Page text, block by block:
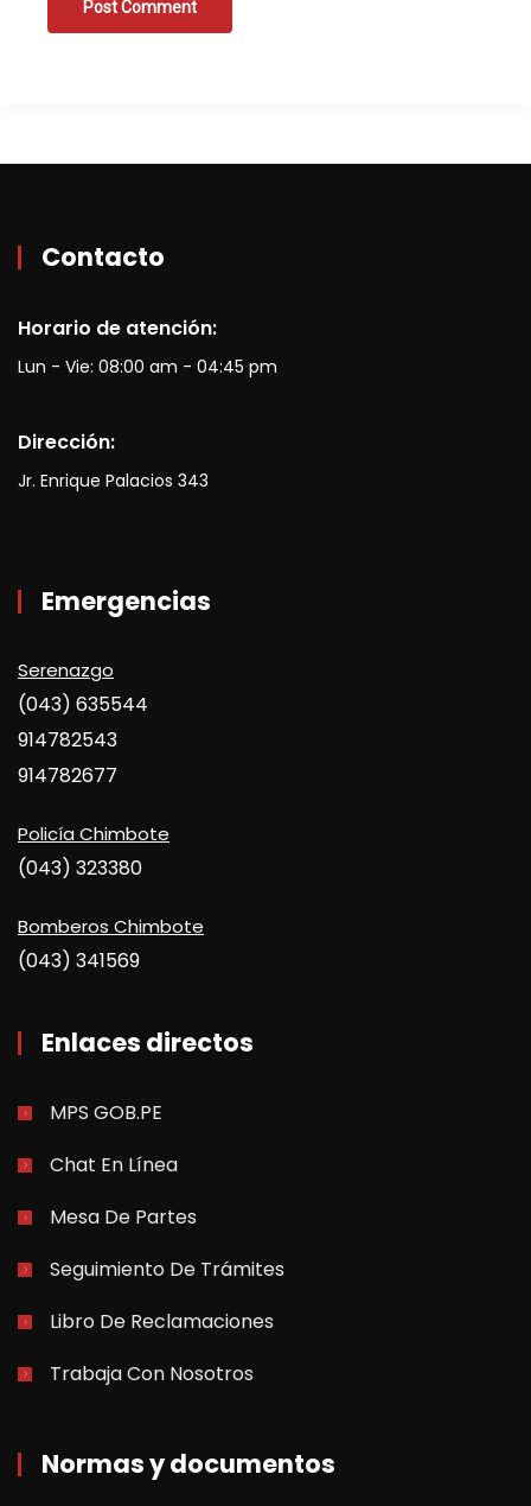
Contacto
Horario de atención:
Lun - Vie: 08:00 am - 04:45 pm
Dirección:
Jr. Enrique Palacios 343
Emergencias
Serenazgo
(043) 635544
914782543
914782677
Policía Chimbote
(043) 323380
Bomberos Chimbote
(043) 341569
Enlaces directos
MPS GOB.PE
Chat En Línea
Mesa De Partes
Seguimiento De Trámites
Libro De Reclamaciones
Trabaja Con Nosotros
Normas y documentos